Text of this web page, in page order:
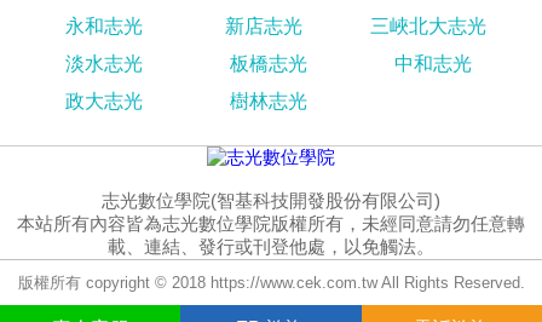
永和志光
新店志光
三峽北大志光
淡水志光
板橋志光
中和志光
政大志光
樹林志光
志光數位學院(智基科技開發股份有限公司)
本站所有內容皆為志光數位學院版權所有，未經同意請勿任意轉
載、連結、發行或刊登他處，以免觸法。
版權所有 copyright © 2018 https://www.cek.com.tw All Rights Reserved.